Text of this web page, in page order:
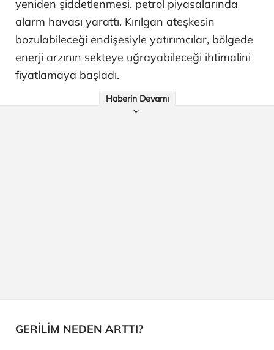
yeniden şiddetlenmesi, petrol piyasalarında
alarm havası yarattı. Kırılgan ateşkesin
bozulabileceği endişesiyle yatırımcılar, bölgede
enerji arzının sekteye uğrayabileceği ihtimalini
fiyatlamaya başladı.
Haberin Devamı
GERİLİM NEDEN ARTTI?